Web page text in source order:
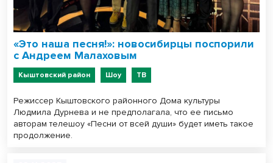
«Это наша песня!»: новосибирцы поспорили
с Андреем Малаховым
Кыштовский район Шоу ТВ
Режиссер Кыштовского районного Дома культуры
Людмила Дурнева и не предполагала, что ее письмо
авторам телешоу «Песни от всей души» будет иметь такое
продолжение.